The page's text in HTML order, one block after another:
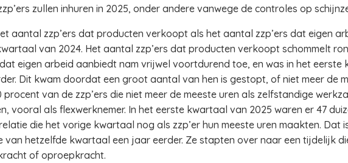
zullen inhuren in 2025, onder andere vanwege de controles op
aantal zzp’ers dat producten verkoopt als het aantal zzp’ers dat eigen
van 2024. Het aantal zzp’ers dat producten verkoopt schommelt
dat eigen arbeid aanbiedt nam vrijwel voortdurend toe, en was in het
Dit kwam doordat een groot aantal van hen is gestopt, of niet meer de
procent van de zzp’ers die niet meer de meeste uren als zelfstandige
vooral als flexwerknemer. In het eerste kwartaal van 2025 waren er 47
die het vorige kwartaal nog als zzp’er hun meeste uren maakten. Dat
van hetzelfde kwartaal een jaar eerder. Ze stapten over naar een tijdelijk
of oproepkracht.